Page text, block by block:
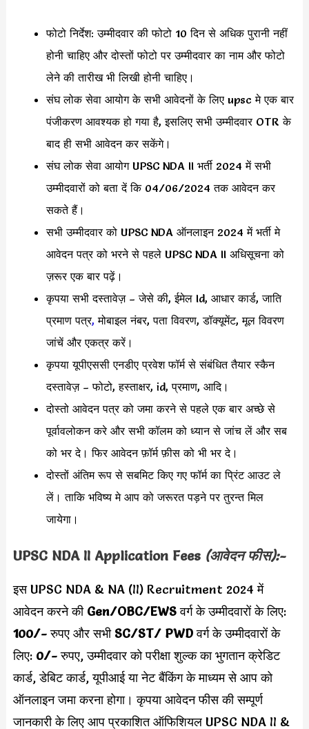
फोटो निर्देश: उम्मीदवार की फोटो 10 दिन से अधिक पुरानी नहीं
होनी चाहिए और दोस्तों फोटो पर उम्मीदवार का नाम और फोटो
लेने की तारीख भी लिखी होनी चाहिए।
संघ लोक सेवा आयोग के सभी आवेदनों के लिए upsc मे एक बार
पंजीकरण आवश्यक हो गया है, इसलिए सभी उम्मीदवार OTR के
बाद ही सभी आवेदन कर सकेंगे।
संघ लोक सेवा आयोग UPSC NDA II भर्ती 2024 में सभी
उम्मीदवारों को बता दें कि 04/06/2024 तक आवेदन कर
सकते हैं।
सभी उम्मीदवार को UPSC NDA ऑनलाइन 2024 में भर्ती मे
आवेदन पत्र को भरने से पहले UPSC NDA II अधिसूचना को
ज़रूर एक बार पढ़ें।
कृपया सभी दस्तावेज़ – जेसे की, ईमेल Id, आधार कार्ड, जाति
प्रमाण पत्र, मोबाइल नंबर, पता विवरण, डॉक्यूमेंट, मूल विवरण
जांचें और एकत्र करें।
कृपया यूपीएससी एनडीए प्रवेश फॉर्म से संबंधित तैयार स्कैन
दस्तावेज़ – फोटो, हस्ताक्षर, id, प्रमाण, आदि।
दोस्तो आवेदन पत्र को जमा करने से पहले एक बार अच्छे से
पूर्वावलोकन करे और सभी कॉलम को ध्यान से जांच लें और सब
को भर दे। फिर आवेदन फ़ॉर्म फ़ीस को भी भर दे।
दोस्तों अंतिम रूप से सबमिट किए गए फॉर्म का प्रिंट आउट ले
लें। ताकि भविष्य मे आप को जरूरत पड़ने पर तुरन्त मिल
जायेगा।
UPSC NDA II Application Fees (आवेदन फीस):-
इस UPSC NDA & NA (II) Recruitment 2024 में
आवेदन करने की Gen/OBC/EWSवर्ग के उम्मीदवारों के लिए:
100/-रुपए और सभी SC/ST/ PWD वर्ग के उम्मीदवारों के
लिए:0/-रुपए, उम्मीदवार को परीक्षा शुल्क का भुगतान क्रेडिट
कार्ड, डेबिट कार्ड, यूपीआई या नेट बैंकिंग के माध्यम से आप को
ऑनलाइन जमा करना होगा। कृपया आवेदन फीस की सम्पूर्ण
जानकारी के लिए आप प्रकाशित ऑफिशियल UPSC NDA II &